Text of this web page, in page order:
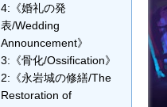
4:《婚礼の発
表/Wedding
Announcement》
3:《骨化/Ossification》
2:《永岩城の修繕/The
Restoration of